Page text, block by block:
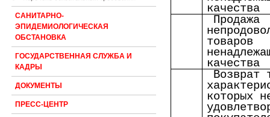
САНИТАРНО-
ЭПИДЕМИОЛОГИЧЕСКАЯ
ОБСТАНОВКА
ГОСУДАРСТВЕННАЯ СЛУЖБА И
КАДРЫ
ДОКУМЕНТЫ
ПРЕСС-ЦЕНТР
качества
Продажа
товаров
качества
Возврат
которых